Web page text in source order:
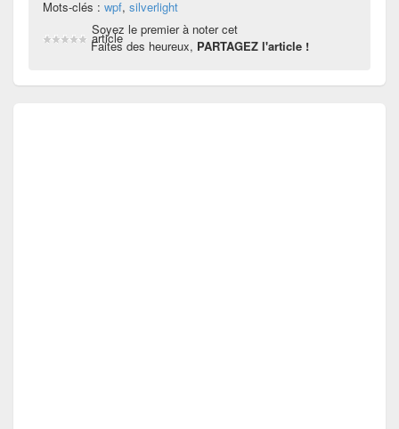
Mots-clés : wpf, silverlight
Soyez le premier à noter cet
article
Faites des heureux, PARTAGEZ l'article !